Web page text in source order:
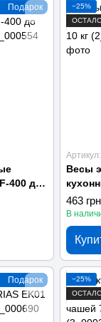
Подарок
400 до
−25%
Весы
до 10
463 грн
В
Подарок
−25%